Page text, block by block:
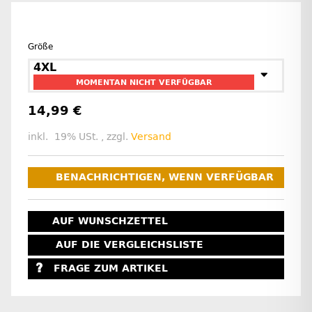
Größe
4XL
MOMENTAN NICHT VERFÜGBAR
14,99 €
inkl. 19% USt. , zzgl. Versand
BENACHRICHTIGEN, WENN VERFÜGBAR
AUF WUNSCHZETTEL
AUF DIE VERGLEICHSLISTE
FRAGE ZUM ARTIKEL